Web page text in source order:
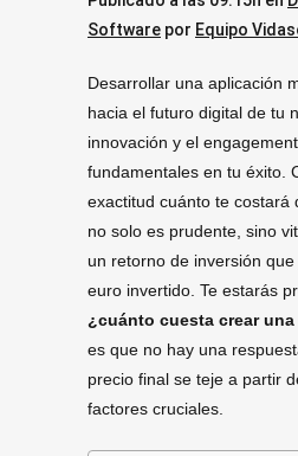
Software por Equipo
Desarrollar una aplicación
hacia el futuro digital de tu
innovación y el
fundamentales en tu éxito.
exactitud cuánto te costará
no solo es prudente, sino
un retorno de inversión
euro invertido. Te estarás
¿cuánto cuesta crear una
es que no hay una
precio final se teje a partir
factores cruciales.